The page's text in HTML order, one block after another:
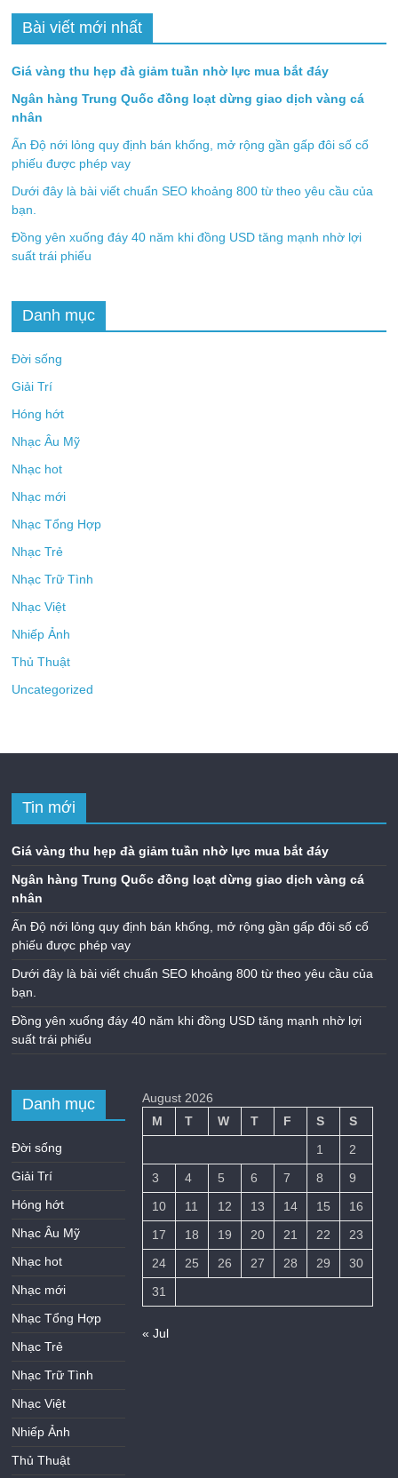
Bài viết mới nhất
Giá vàng thu hẹp đà giảm tuần nhờ lực mua bắt đáy
Ngân hàng Trung Quốc đồng loạt dừng giao dịch vàng cá
nhân
Ấn Độ nới lỏng quy định bán khống, mở rộng gần gấp đôi số cổ
phiếu được phép vay
Dưới đây là bài viết chuẩn SEO khoảng 800 từ theo yêu cầu của
bạn.
Đồng yên xuống đáy 40 năm khi đồng USD tăng mạnh nhờ lợi
suất trái phiếu
Danh mục
Đời sống
Giải Trí
Hóng hớt
Nhạc Âu Mỹ
Nhạc hot
Nhạc mới
Nhạc Tổng Hợp
Nhạc Trẻ
Nhạc Trữ Tình
Nhạc Việt
Nhiếp Ảnh
Thủ Thuật
Uncategorized
Tin mới
Giá vàng thu hẹp đà giảm tuần nhờ lực mua bắt đáy
Ngân hàng Trung Quốc đồng loạt dừng giao dịch vàng cá
nhân
Ấn Độ nới lỏng quy định bán khống, mở rộng gần gấp đôi số cổ
phiếu được phép vay
Dưới đây là bài viết chuẩn SEO khoảng 800 từ theo yêu cầu của
bạn.
Đồng yên xuống đáy 40 năm khi đồng USD tăng mạnh nhờ lợi
suất trái phiếu
Danh mục
Đời sống
Giải Trí
Hóng hớt
Nhạc Âu Mỹ
Nhạc hot
Nhạc mới
Nhạc Tổng Hợp
Nhạc Trẻ
Nhạc Trữ Tình
Nhạc Việt
Nhiếp Ảnh
Thủ Thuật
August 2026
M
T W T F S
S
1
2
3
4 5 6 7 8
9
10
11 12 13 14 15
16
17
18 19 20 21 22
23
24
25 26 27 28 29
30
31
« Jul